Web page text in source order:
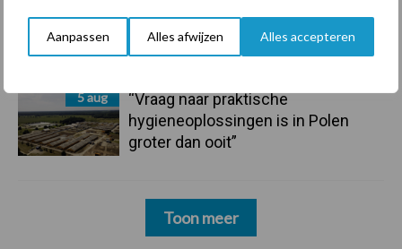
Aanpassen Alles afwijzen Alles accepteren
Tien praktische tips voor een
langere levensduur
5 aug
“Vraag naar praktische
hygieneoplossingen is in Polen
groter dan ooit”
Toon meer